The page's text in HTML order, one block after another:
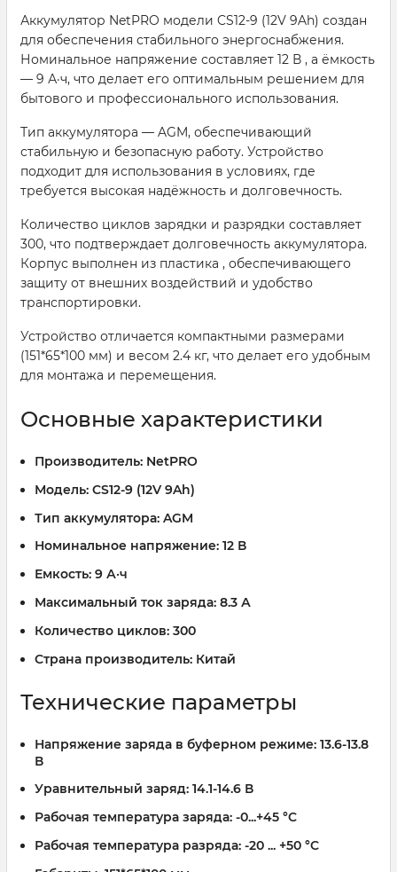
Аккумулятор NetPRO модели CS12-9 (12V 9Ah) создан
для обеспечения стабильного энергоснабжения.
Номинальное напряжение составляет 12 В , а ёмкость
— 9 А·ч, что делает его оптимальным решением для
бытового и профессионального использования.
Тип аккумулятора — AGM, обеспечивающий
стабильную и безопасную работу. Устройство
подходит для использования в условиях, где
требуется высокая надёжность и долговечность.
Количество циклов зарядки и разрядки составляет
300, что подтверждает долговечность аккумулятора.
Корпус выполнен из пластика , обеспечивающего
защиту от внешних воздействий и удобство
транспортировки.
Устройство отличается компактными размерами
(151*65*100 мм) и весом 2.4 кг, что делает его удобным
для монтажа и перемещения.
Основные характеристики
Производитель: NetPRO
Модель: CS12-9 (12V 9Ah)
Тип аккумулятора: AGM
Номинальное напряжение: 12 В
Емкость: 9 А·ч
Максимальный ток заряда: 8.3 А
Количество циклов: 300
Страна производитель: Китай
Технические параметры
Напряжение заряда в буферном режиме: 13.6-13.8
В
Уравнительный заряд: 14.1-14.6 В
Рабочая температура заряда: -0...+45 °C
Рабочая температура разряда: -20 ... +50 °C